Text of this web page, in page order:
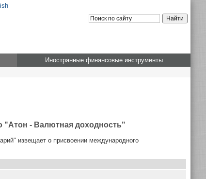
Иностранные финансовые инструменты
- Валютная доходность"
извещает о присвоении международного